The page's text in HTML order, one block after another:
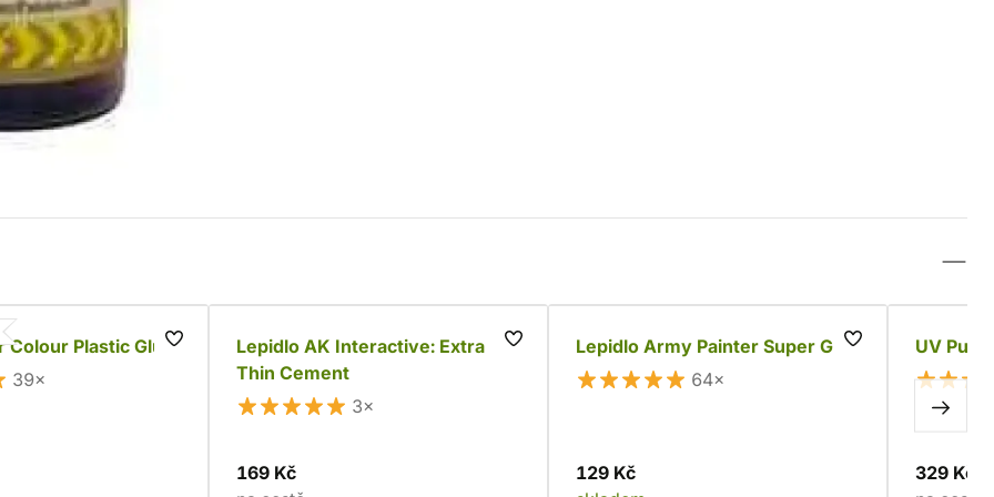
Colour Plastic Glue
39×
Lepidlo AK Interactive: Extra
Thin Cement
3×
169 Kč
Lepidlo Army Painter Super Glue
64×
129 Kč
UV
329 Kč